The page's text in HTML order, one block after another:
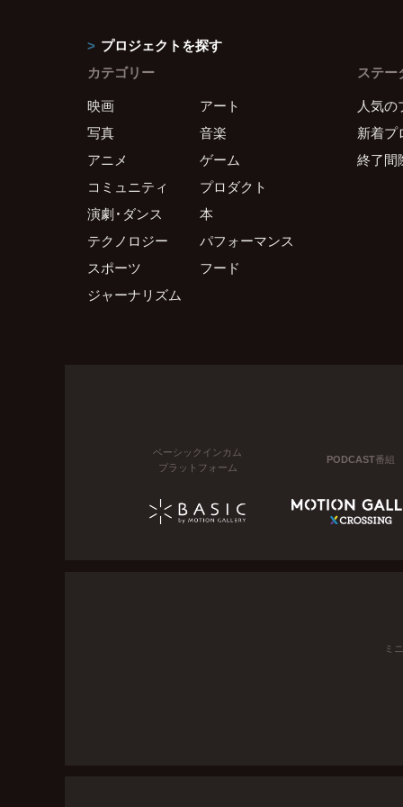
プロジェクトを探す
カテゴリー
映画
アート
写真
音楽
アニメ
ゲーム
コミュニティ
プロダクト
演劇・ダンス
本
テクノロジー
パフォーマンス
スポーツ
フード
ジャーナリズム
ステー
人気の
新着プ
終了間
ベーシックインカム
プラットフォーム
PODCAST番組
ミ